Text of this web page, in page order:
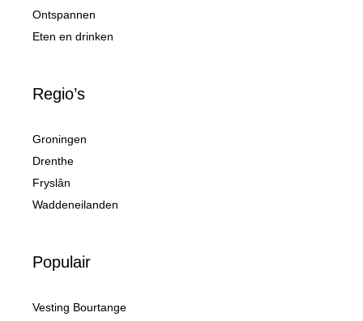
Ontspannen
Eten en drinken
Regio’s
Groningen
Drenthe
Fryslân
Waddeneilanden
Populair
Vesting Bourtange